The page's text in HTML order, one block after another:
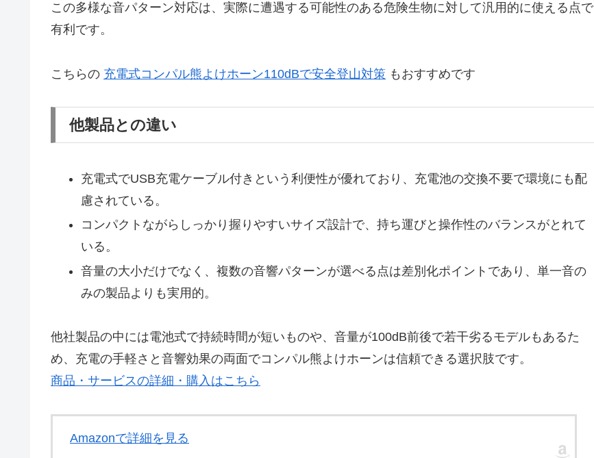
この多様な音パターン対応は、実際に遭遇する可能性のある危険生物に対して汎用的に使える点で
有利です。
こちらの 充電式コンパル熊よけホーン110dBで安全登山対策 もおすすめです
他製品との違い
充電式でUSB充電ケーブル付きという利便性が優れており、充電池の交換不要で環境にも配
慮されている。
コンパクトながらしっかり握りやすいサイズ設計で、持ち運びと操作性のバランスがとれて
いる。
音量の大小だけでなく、複数の音響パターンが選べる点は差別化ポイントであり、単一音の
みの製品よりも実用的。
他社製品の中には電池式で持続時間が短いものや、音量が100dB前後で若干劣るモデルもあるた
め、充電の手軽さと音響効果の両面でコンパル熊よけホーンは信頼できる選択肢です。
商品・サービスの詳細・購入はこちら
Amazonで詳細を見る